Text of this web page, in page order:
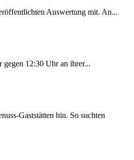
Auswertung mit. An...
12:30 Uhr an ihrer...
Gaststätten hin. So suchten